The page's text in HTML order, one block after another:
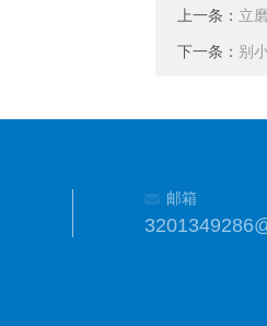
上一条： 立
下一条： 别
邮箱